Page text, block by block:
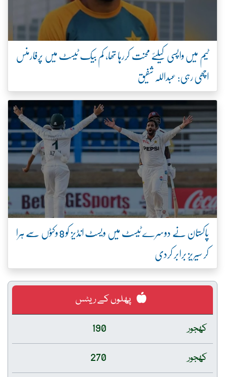
ٹیم میں واپسی کیلئے محنت کررہا تھا، کم بیک ٹیسٹ میں پرفارمنس
اچھی رہی: عبداللہ شفیق
پاکستان نے دوسرے ٹیسٹ میں ویسٹ انڈیز کو 8 وکٹوں سے ہرا
کر سیریز برابر کردی
پھلوں کے ریٹس
کھجور
190
کھجور
270